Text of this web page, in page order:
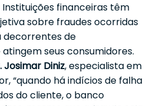
financeiras têm
sobre fraudes ocorridas
decorrentes de
seus consumidores.
Josimar Diniz, especialista em
“quando há indícios de falha
do cliente, o banco